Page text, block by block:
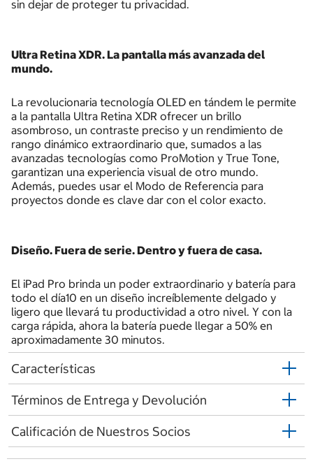
sin dejar de proteger tu privacidad.
Ultra Retina XDR. La pantalla más avanzada del
mundo.
La revolucionaria tecnología OLED en tándem le permite
a la pantalla Ultra Retina XDR ofrecer un brillo
asombroso, un contraste preciso y un rendimiento de
rango dinámico extraordinario que, sumados a las
avanzadas tecnologías como ProMotion y True Tone,
garantizan una experiencia visual de otro mundo.
Además, puedes usar el Modo de Referencia para
proyectos donde es clave dar con el color exacto.
Diseño. Fuera de serie. Dentro y fuera de casa.
El iPad Pro brinda un poder extraordinario y batería para
todo el día10 en un diseño increíblemente delgado y
ligero que llevará tu productividad a otro nivel. Y con la
carga rápida, ahora la batería puede llegar a 50% en
aproximadamente 30 minutos.
Características
Términos de Entrega y Devolución
Calificación de Nuestros Socios